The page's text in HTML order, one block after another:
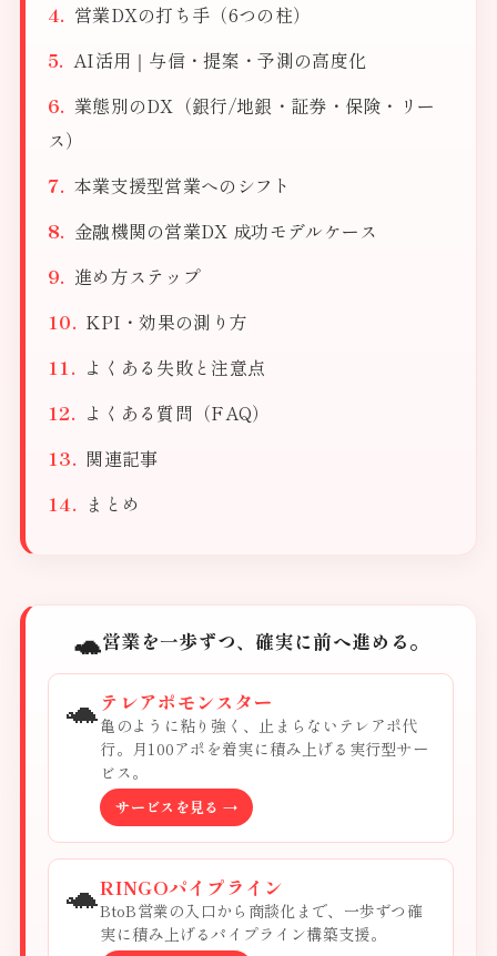
営業DXの打ち手（6つの柱）
AI活用｜与信・提案・予測の高度化
業態別のDX（銀行/地銀・証券・保険・リー
ス）
本業支援型営業へのシフト
金融機関の営業DX 成功モデルケース
進め方ステップ
KPI・効果の測り方
よくある失敗と注意点
よくある質問（FAQ）
関連記事
まとめ
🐢営業を一歩ずつ、確実に前へ進める。
🐢 テレアポモンスター
亀のように粘り強く、止まらないテレアポ代
行。月100アポを着実に積み上げる実行型サー
ビス。
サービスを見る →
🐢RINGOパイプライン
BtoB営業の入口から商談化まで、一歩ずつ確
実に積み上げるパイプライン構築支援。